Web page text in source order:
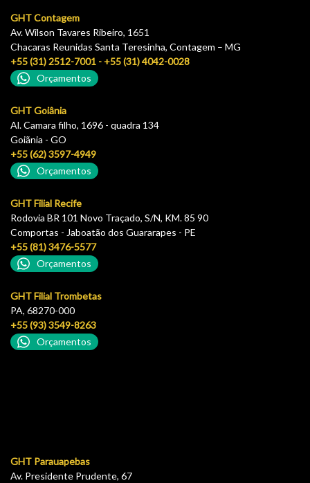
GHT Contagem
Av. Wilson Tavares Ribeiro, 1651
Chacaras Reunidas Santa Teresinha, Contagem – MG
+55 (31) 2512-7001 - +55 (31) 4042-0028
Orçamentos
GHT Goiânia
Al. Camara filho, 1696 - quadra 134
Goiãnia - GO
+55 (62) 3597-4949
Orçamentos
GHT Filial Recife
Rodovia BR 101 Novo Traçado, S/N, KM. 85 90
Comportas - Jaboatão dos Guararapes - PE
+55 (81) 3476-5577
Orçamentos
GHT Filial Trombetas
PA, 68270-000
+55 (93) 3549-8263
Orçamentos
GHT Parauapebas
Av. Presidente Prudente, 67